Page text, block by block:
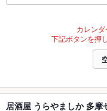
カレンダ
下記ボタンを押
居酒屋 うらやましか 多摩